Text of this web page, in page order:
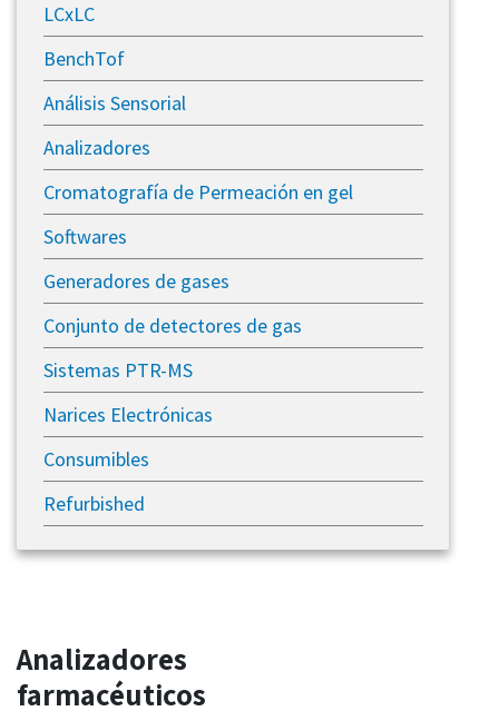
LCxLC
BenchTof
Análisis Sensorial
Analizadores
Cromatografía de Permeación en gel
Softwares
Generadores de gases
​Conjunto de detectores de gas
Sistemas PTR-MS
Narices Electrónicas
Consumibles
Refurbished
​Analizadores
farmacéuticos